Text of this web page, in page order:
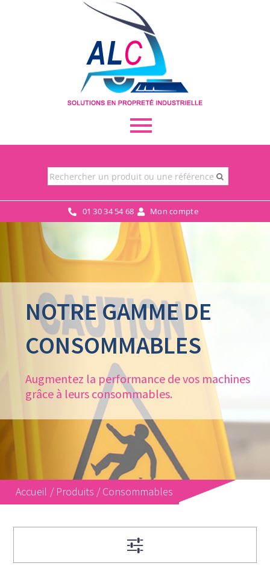
01 30 34 54 68 Mon compte
NOTRE GAMME DE
CONSOMMABLES
Augmentez la performance de vos machines
grâce à leurs consommables.
Accueil / Produits / Consommables